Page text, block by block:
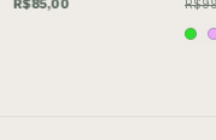
R$85,00